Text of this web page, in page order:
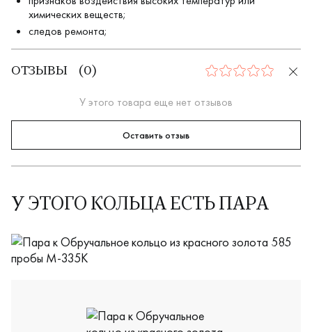
химических веществ;
следов ремонта;
ОТЗЫВЫ ( 0) 0
У этого товара еще нет отзывов
Оставить отзыв
У ЭТОГО КОЛЬЦА ЕСТЬ ПАРА
А-63